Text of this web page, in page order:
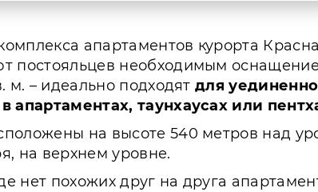
апартаментов курорта
постояльцев необходимым
м. – идеально подходятдля
апартаментах, таунхаусах или
на высоте 540 метров над
на верхнем уровне.
нет похожих друг на друга